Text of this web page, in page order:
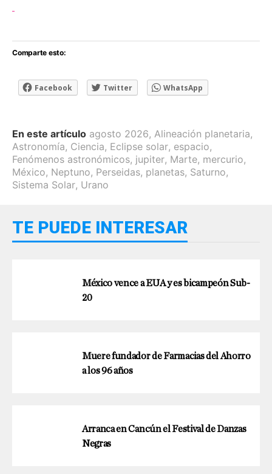
Comparte esto:
Facebook Twitter WhatsApp
En este artículo agosto 2026, Alineación planetaria,
Astronomía, Ciencia, Eclipse solar, espacio,
Fenómenos astronómicos, jupiter, Marte, mercurio,
México, Neptuno, Perseidas, planetas, Saturno,
Sistema Solar, Urano
TE PUEDE INTERESAR
México vence a EUA y es bicampeón Sub-
20
Muere fundador de Farmacias del Ahorro
a los 96 años
Arranca en Cancún el Festival de Danzas
Negras